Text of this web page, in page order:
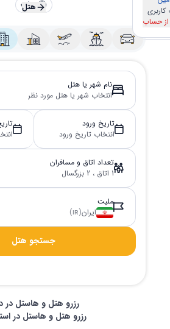
FA
/
€
هتل
با ما
حساب
TR English EN
العربية AR
انتخاب واحد پولی
یورو
تأیید
نام شهر یا هتل
انتخاب شهر یا هتل مورد نظر
تاریخ ورود
انتخاب تاریخ ورود
تعداد اتاق و مسافران
1 اتاق ، 2 بزرگسال
ملیت
ایران(
IR
)
جستجو هتل
رزرو هتل و هاستل در
رزرو هتل و هاستل در